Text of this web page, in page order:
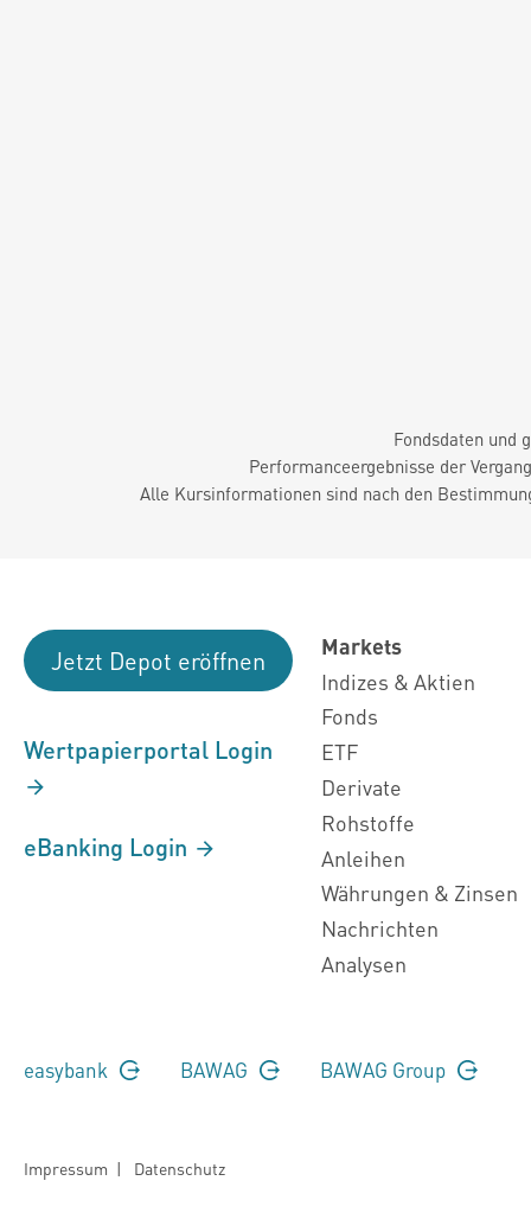
Fondsdaten und
Performanceergebnisse der
Alle Kursinformationen sind nach den
Jetzt Depot eröffnen
Wertpapierportal Login
eBanking Login
Markets
Indizes & Aktien
Fonds
ETF
Derivate
Rohstoffe
Anleihen
Währungen & Zinsen
Nachrichten
Analysen
easybank BAWAG BAWAG Group
Impressum | Datenschutz